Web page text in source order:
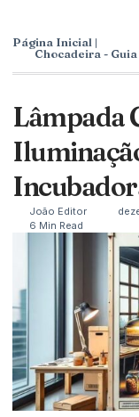
Página Inicial |
Chocadeira -
Lâmpada
João Editor
6 Min Read